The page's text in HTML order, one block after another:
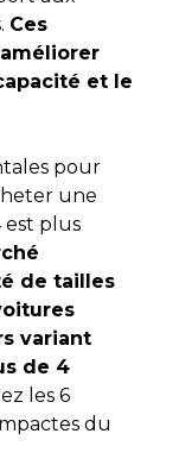
Ces
et le
pour
une
plus
de tailles
variant
de 4
les 6
du